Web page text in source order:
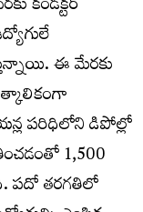
ఈ మేరకు
పరిధిలోని డిపోల్లో
1,500
పదో తరగతిలో